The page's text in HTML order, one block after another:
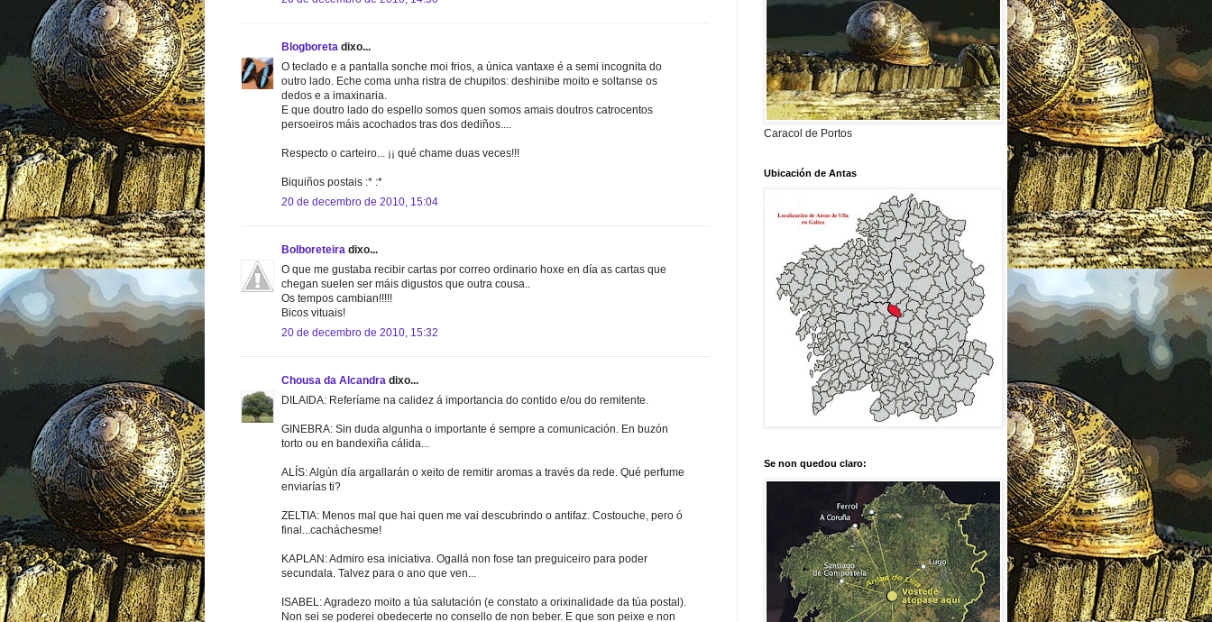
Blogboreta dixo...
O teclado e a pantalla sonche moi frios, a única vantaxe é a semi incognita do
outro lado. Eche coma unha ristra de chupitos: deshinibe moito e soltanse os
dedos e a imaxinaria.
E que doutro lado do espello somos quen somos amais doutros catrocentos
persoeiros máis acochados tras dos dediños....
Respecto o carteiro... ¡¡ qué chame duas veces!!!
Biquiños postais :* :*
20 de decembro de 2010, 15:04
Bolboreteira dixo...
O que me gustaba recibir cartas por correo ordinario hoxe en día as cartas que
chegan suelen ser máis digustos que outra cousa..
Os tempos cambian!!!!!
Bicos vituais!
20 de decembro de 2010, 15:32
Chousa da Alcandra dixo...
DILAIDA: Referíame na calidez á importancia do contido e/ou do remitente.
GINEBRA: Sin duda algunha o importante é sempre a comunicación. En buzón
torto ou en bandexiña cálida...
ALÍS: Algún día argallarán o xeito de remitir aromas a través da rede. Qué perfume
enviarías ti?
ZELTIA: Menos mal que hai quen me vai descubrindo o antifaz. Costouche, pero ó
final...cacháchesme!
KAPLAN: Admiro esa iniciativa. Ogallá non fose tan preguiceiro para poder
secundala. Talvez para o ano que ven...
ISABEL: Agradezo moito a túa salutación (e constato a orixinalidade da túa postal).
Non sei se poderei obedecerte no consello de non beber. E que son peixe e non
Caracol de Portos
Ubicación de Antas
Se non quedou claro: